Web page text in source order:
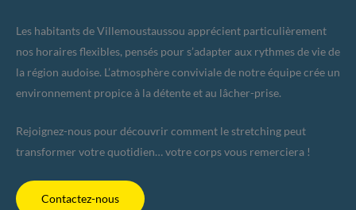
Les habitants de Villemoustaussou apprécient particulièrement
nos horaires flexibles, pensés pour s’adapter aux rythmes de vie de
la région audoise. L’atmosphère conviviale de notre équipe crée un
environnement propice à la détente et au lâcher-prise.
Rejoignez-nous pour découvrir comment le stretching peut
transformer votre quotidien… votre corps vous remerciera !
Contactez-nous